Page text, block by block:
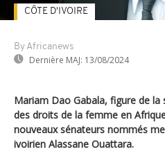
By Africanews
Dernière MAJ: 13/08/2024
CÔTE D'IVOIRE
Mariam Dao Gabala, figure de
des droits de la femme en
nouveaux sénateurs nommés
ivoirien Alassane Ouattara.